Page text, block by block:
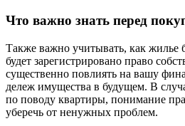
Что важно знать перед
Также важно учитывать, как жилье
будет зарегистрировано право
существенно повлиять на вашу
дележ имущества в будущем. В
по поводу квартиры, понимание
уберечь от ненужных проблем.